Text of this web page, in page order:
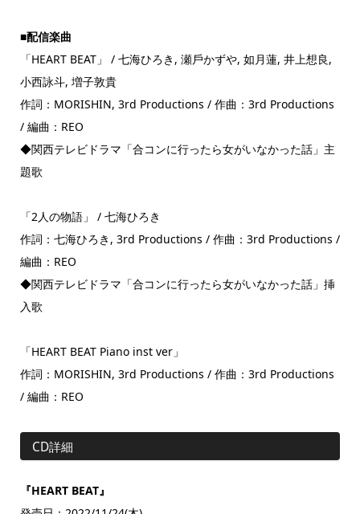
■配信楽曲
「HEART BEAT」 / 七海ひろき, 瀬⼾かずや, 如⽉蓮, 井上想良,
⼩⻄詠⽃, 増⼦敦貴
作詞：MORISHIN, 3rd Productions / 作曲：3rd Productions
/ 編曲：REO
◆関西テレビドラマ「合コンに⾏ったら⼥がいなかった話」主
題歌
「2⼈の物語」 / 七海ひろき
作詞：七海ひろき, 3rd Productions / 作曲：3rd Productions /
編曲：REO
◆関西テレビドラマ「合コンに⾏ったら⼥がいなかった話」挿
⼊歌
「HEART BEAT Piano inst ver」
作詞：MORISHIN, 3rd Productions / 作曲：3rd Productions
/ 編曲：REO
CD詳細
『HEART BEAT』